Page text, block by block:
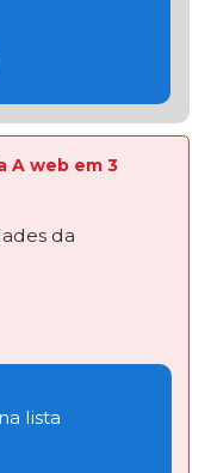
A web em 3
da
lista